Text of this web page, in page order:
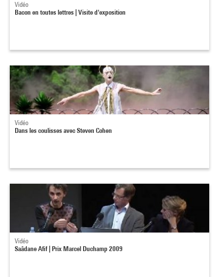
Vidéo
Bacon en toutes lettres | Visite d'exposition
Vidéo
Dans les coulisses avec Steven Cohen
Vidéo
Saâdane Afif | Prix Marcel Duchamp 2009